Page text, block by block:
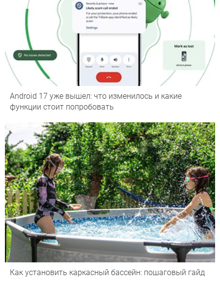
Android 17 уже вышел: что изменилось и какие
функции стоит попробовать
Как установить каркасный бассейн: пошаговый гайд